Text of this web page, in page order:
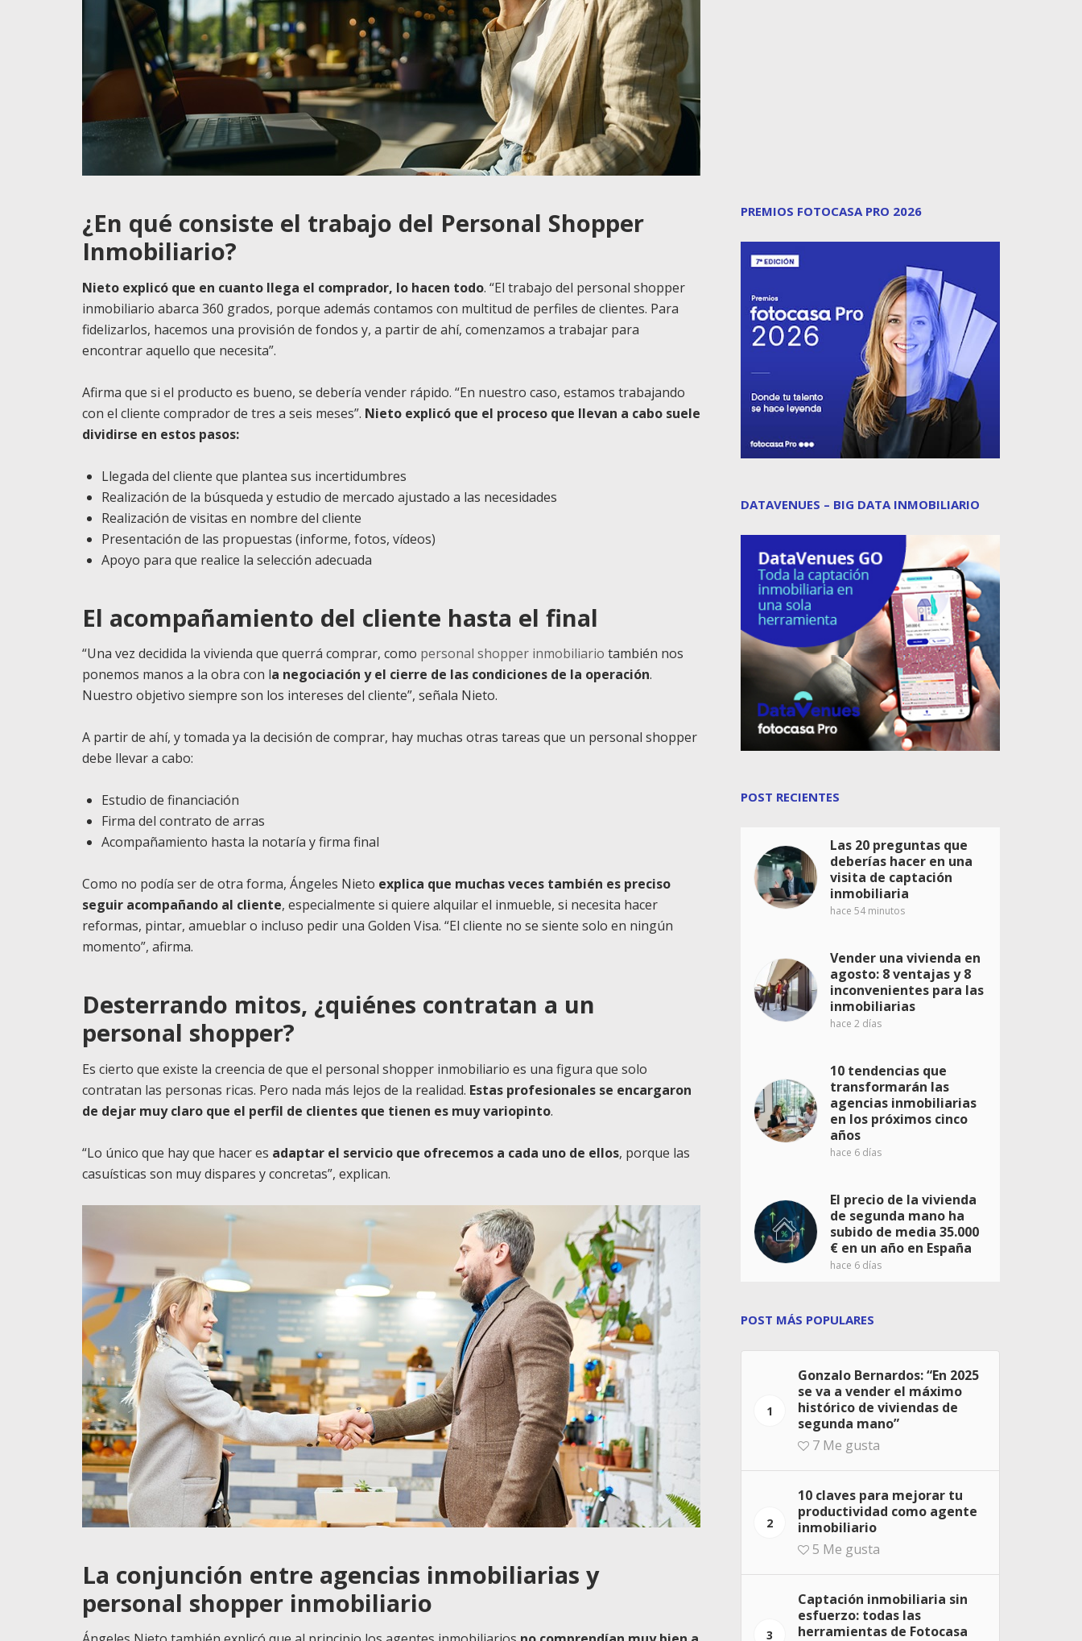
¿En qué consiste el trabajo del Personal Shopper
Inmobiliario?
Nieto explicó que en cuanto llega el comprador, lo hacen todo. “El trabajo del personal shopper
inmobiliario abarca 360 grados, porque además contamos con multitud de perfiles de clientes. Para
fidelizarlos, hacemos una provisión de fondos y, a partir de ahí, comenzamos a trabajar para
encontrar aquello que necesita”.
Afirma que si el producto es bueno, se debería vender rápido. “En nuestro caso, estamos trabajando
con el cliente comprador de tres a seis meses”. Nieto explicó que el proceso que llevan a cabo suele
dividirse en estos pasos:
Llegada del cliente que plantea sus incertidumbres
Realización de la búsqueda y estudio de mercado ajustado a las necesidades
Realización de visitas en nombre del cliente
Presentación de las propuestas (informe, fotos, vídeos)
Apoyo para que realice la selección adecuada
El acompañamiento del cliente hasta el final
“Una vez decidida la vivienda que querrá comprar, como personal shopper inmobiliario también nos
ponemos manos a la obra con la negociación y el cierre de las condiciones de la operación.
Nuestro objetivo siempre son los intereses del cliente”, señala Nieto.
A partir de ahí, y tomada ya la decisión de comprar, hay muchas otras tareas que un personal shopper
debe llevar a cabo:
Estudio de financiación
Firma del contrato de arras
Acompañamiento hasta la notaría y firma final
Como no podía ser de otra forma, Ángeles Nieto explica que muchas veces también es preciso
seguir acompañando al cliente, especialmente si quiere alquilar el inmueble, si necesita hacer
reformas, pintar, amueblar o incluso pedir una Golden Visa. “El cliente no se siente solo en ningún
momento”, afirma.
Desterrando mitos, ¿quiénes contratan a un
personal shopper?
Es cierto que existe la creencia de que el personal shopper inmobiliario es una figura que solo
contratan las personas ricas. Pero nada más lejos de la realidad. Estas profesionales se encargaron
de dejar muy claro que el perfil de clientes que tienen es muy variopinto.
“Lo único que hay que hacer es adaptar el servicio que ofrecemos a cada uno de ellos, porque las
casuísticas son muy dispares y concretas”, explican.
La conjunción entre agencias inmobiliarias y
personal shopper inmobiliario
PREMIOS FOTOCASA PRO 2026
DATAVENUES – BIG DATA INMOBILIARIO
POST RECIENTES
Las 20 preguntas que
deberías hacer en una
visita de captación
inmobiliaria
hace 54 minutos
Vender una vivienda en
agosto: 8 ventajas y 8
inconvenientes para las
inmobiliarias
hace 2 días
10 tendencias que
transformarán las
agencias inmobiliarias
en los próximos cinco
años
hace 6 días
El precio de la vivienda
de segunda mano ha
subido de media 35.000
€ en un año en España
hace 6 días
POST MÁS POPULARES
1
Gonzalo Bernardos: “En 2025
se va a vender el máximo
histórico de viviendas de
segunda mano”
7 Me gusta
2
10 claves para mejorar tu
productividad como agente
inmobiliario
5 Me gusta
3
Captación inmobiliaria sin
esfuerzo: todas las
herramientas de Fotocasa